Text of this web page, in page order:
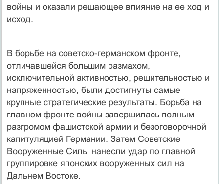
войны и оказали решающее влияние на ее ход и
исход.
В борьбе на советско-германском фронте,
отличавшейся большим размахом,
исключительной активностью, решительностью и
напряженностью, были достигнуты самые
крупные стратегические результаты. Борьба на
главном фронте войны завершилась полным
разгромом фашистской армии и безоговорочной
капитуляцией Германии. Затем Советские
Вооруженные Силы нанесли удар по главной
группировке японских вооруженных сил на
Дальнем Востоке.